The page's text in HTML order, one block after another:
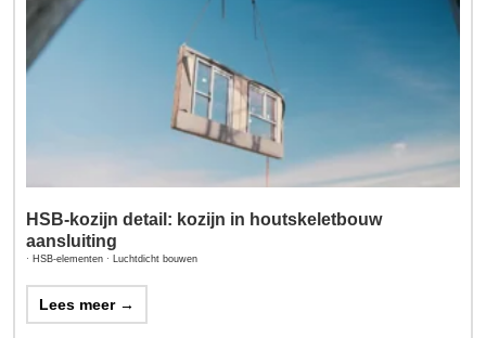
HSB-kozijn detail: kozijn in houtskeletbouw
aansluiting
· HSB-elementen · Luchtdicht bouwen
Lees meer →